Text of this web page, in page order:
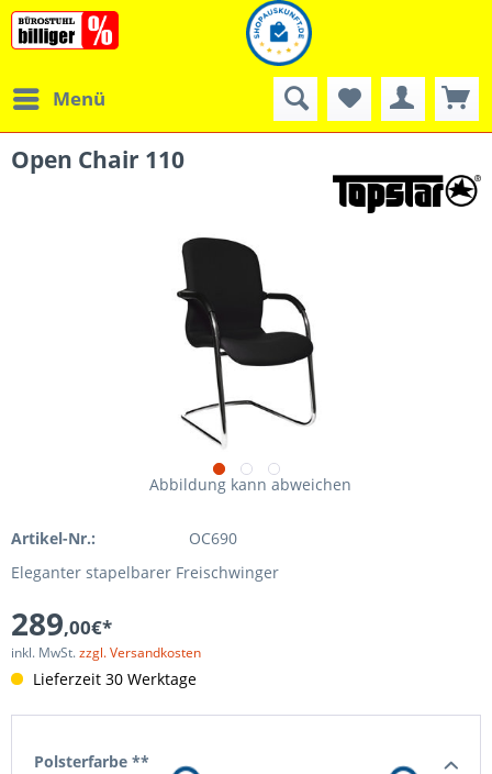
Menü
Open Chair 110
Abbildung kann abweichen
Artikel-Nr.:
OC690
Eleganter stapelbarer Freischwinger
289,00€*
inkl. MwSt.zzgl. Versandkosten
Lieferzeit 30 Werktage
Polsterfarbe **